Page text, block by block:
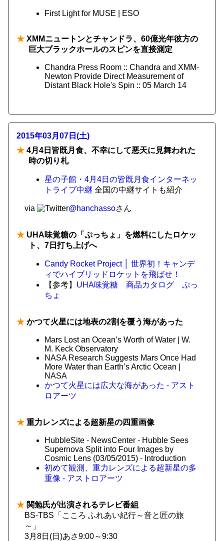
First Light for MUSE | ESO
★ XMMニュートンとチャンドラ、60億光年彼方の
巨大ブラックホールのスピンを直接測定
Chandra Press Room :: Chandra and XMM-
Newton Provide Direct Measurement of
Distant Black Hole's Spin :: 05 March 14
2015年03月07日(土)
★ 4月4日皆既月食、不幸にして悪天に見舞われた
時の切り札
星の子館・4月4日の皆既月食インターネッ
トライブ中継 全国の中継サイトも紹介
via @hanchassoさん
★ UHA味覚糖の「ぷっちょ」を燃料にしたロケッ
ト、7日打ち上げへ
Candy Rocket Project │ 世界初！キャンデ
ィでハイブリッドロケットを飛ばせ！
【参考】 UHA味覚糖 商品カタログ ぷっ
ちょ
★ かつて火星には地表の2割を覆う海があった
​Mars Lost an Ocean’s Worth of Water | W.
M. Keck Observatory
NASA Research Suggests Mars Once Had
More Water than Earth’s Arctic Ocean |
NASA
かつて火星には広大な海があった - アスト
ロアーツ
★ 重力レンズによる超新星の四重画像
HubbleSite - NewsCenter - Hubble Sees
Supernova Split into Four Images by
Cosmic Lens (03/05/2015) - Introduction
初めて観測、重力レンズによる超新星の多
重像 - アストロアーツ
★ 関勉氏が出演されるテレビ番組
BS-TBS「こころ ふれあい紀行～音と匠の旅
～」
3月8日(日)あさ9:00～9:30